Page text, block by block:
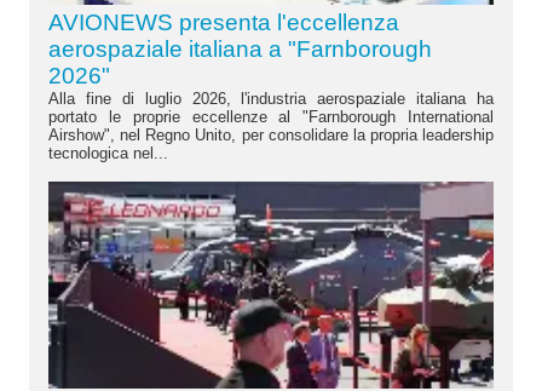
AVIONEWS presenta l'eccellenza
aerospaziale italiana a "Farnborough
2026"
Alla fine di luglio 2026, l'industria aerospaziale italiana ha
portato le proprie eccellenze al "Farnborough International
Airshow", nel Regno Unito, per consolidare la propria leadership
tecnologica nel...